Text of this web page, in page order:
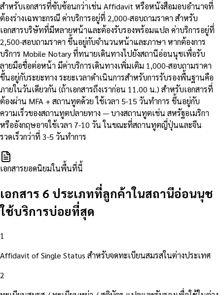
สำหรับเอกสารที่ซับซ้อนกว่าเช่น Affidavit หรือหนังสือมอบอำนาจที่
ต้องร่างเฉพาะกรณี ค่าบริการอยู่ที่ 2,000-สอบถามราคา สำหรับ
เอกสารบริษัทที่มีหลายหน้าและต้องรับรองพร้อมแปล ค่าบริการอยู่ที่
2,500-สอบถามราคา ขึ้นอยู่กับจำนวนหน้าและภาษา หากต้องการ
บริการ Mobile Notary ที่ทนายเดินทางไปยังสถานีอ่อนนุชเพื่อรับ
ลายมือชื่อต่อหน้า มีค่าบริการเดินทางเพิ่มเติม 1,000-สอบถามราคา
ขึ้นอยู่กับระยะทาง ระยะเวลาดำเนินการสำหรับการรับรองพื้นฐานคือ
ภายในวันเดียวกัน (ถ้าเอกสารถึงเราก่อน 11.00 น.) สำหรับเอกสารที่
ต้องผ่าน MFA + สถานทูตด้วย ใช้เวลา 5-15 วันทำการ ขึ้นอยู่กับ
ความเร็วของสถานทูตปลายทาง — บางสถานทูตเช่น สหรัฐอเมริกา
หรืออังกฤษอาจใช้เวลา 7-10 วัน ในขณะที่สถานทูตญี่ปุ่นและจีน
รวดเร็วกว่าที่ 3-5 วันทำการ
เอกสารยอดนิยมในพื้นที่นี้
เอกสาร 6 ประเภทที่ลูกค้าในสถานีอ่อนนุช
ใช้บริการบ่อยที่สุด
1
Affidavit of Single Status สำหรับจดทะเบียนสมรสในต่างประเทศ
2